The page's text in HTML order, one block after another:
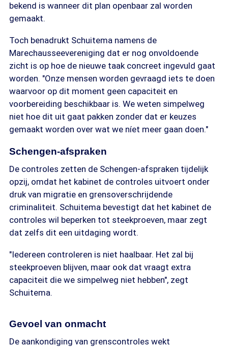
bekend is wanneer dit plan openbaar zal worden
gemaakt.
Toch benadrukt Schuitema namens de
Marechausseevereniging dat er nog onvoldoende
zicht is op hoe de nieuwe taak concreet ingevuld gaat
worden. "Onze mensen worden gevraagd iets te doen
waarvoor op dit moment geen capaciteit en
voorbereiding beschikbaar is. We weten simpelweg
niet hoe dit uit gaat pakken zonder dat er keuzes
gemaakt worden over wat we níet meer gaan doen."
Schengen-afspraken
De controles zetten de Schengen-afspraken tijdelijk
opzij, omdat het kabinet de controles uitvoert onder
druk van migratie en grensoverschrijdende
criminaliteit. Schuitema bevestigt dat het kabinet de
controles wil beperken tot steekproeven, maar zegt
dat zelfs dit een uitdaging wordt.
"Iedereen controleren is niet haalbaar. Het zal bij
steekproeven blijven, maar ook dat vraagt extra
capaciteit die we simpelweg niet hebben", zegt
Schuitema.
Gevoel van onmacht
De aankondiging van grenscontroles wekt